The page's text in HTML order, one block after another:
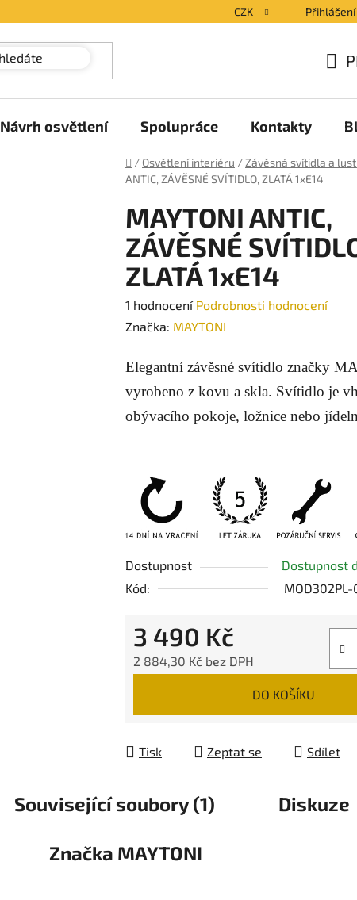
CZK Přihlášení
KOŠÍK
Návrh osvětlení Spolupráce Kontakty
Domů
/ Osvětlení interiéru / Závěsná svítidla a
ANTIC, ZÁVĚSNÉ SVÍTIDLO, ZLATÁ 1xE14
MAYTONI ANTIC,
ZÁVĚSNÉ
ZLATÁ 1xE14
Průměrné
hodnocení
je
5,0
z
1 hodnocení Podrobnosti hodnocení
Značka: MAYTONI
Elegantní závěsné svítidlo značky
vyrobeno z kovu a skla. Svítidlo je
obývacího pokoje, ložnice nebo
Dostupnost
Dostupnost
Kód:
MOD302PL-
3 490 Kč
2 884,30 Kč bez DPH
DO KOŠÍKU
Tisk Zeptat se Sdílet
Související soubory (1) Diskuze
Značka MAYTONI